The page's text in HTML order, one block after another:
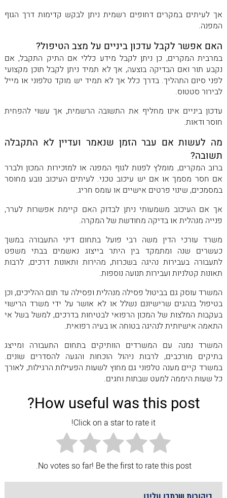
אך לעיתים במקרים דחופים רשמית ניתן לבקש קדימות דרך הגוף
המפנה.
האם אפשר לקבל עדכון ביניים על מצב הטיפול?
במרבית המקרים, כן ניתן לקבל מידע כללי אם התיק התקבל, אם
נקבע תור ואם הבדיקה בוצעה, אך לא תמיד ניתן לקבל תוכן מקצועי
לפני סיום התהליך. בדרך כלל אך לא תמיד יש מוקד טלפוני או מייל
לבירור סטטוס.
עדכון ביניים אינו מחליף את התשובה הרשמית, אך עשוי להפחית
חוסר ודאות.
מה לעשות אם עבר הזמן שנאמר ועדיין לא התקבלה
תשובה?
ברוב המקרים, מומלץ לפנות לגוף המפנה או למזכירות המכון ולברר
אם חסר מסמך או אם יש עיכוב טכני. לעיתים העיכוב נובע מחוסר
במסמכים, שינוי פרטים אישיים או עומס חריג.
אך אם העיכוב משמעותי ניתן לבדוק האם קיימת אפשרות לערר,
פנייה מנהלית או בדיקה מחודשת של המקרה.
משרד עורכי הדין משה רבי פועל בתחום דיני התעבורה במשך
כעשרים שנה ומתמקד בין היתר בייצוג נאשמים בבתי משפט
לתעבורה בעבירות נהיגה בשכרות, מהירות ותאונות דרכים, לרבות
תאונות קטלניות ועבירות תנועה נוספות.
המשרד עוסק גם בביטול פסילה מנהלית ופסילה עד תום ההליכים, וכן
בטיפול בנהגים שרישיונם נשלל או לא אושר על ידי משרד הרישוי
בעקבות המלצות של המכון הרפואי לבטיחות בדרכים, למשל בשל אי
התאמה אישיותית לנהיגה בטוחה או בעיה רפואית.
המשרד נמנה עם המשרדים הוותיקים בתחום התעבורה ומייצג
בתיקים מורכבים, לרבות ניהול הוכחות והגעה להסדרים שונים.
במשרד קיים מענה טלפוני גם מחוץ לשעות הפעילות הרגילות, לאורך
כל שעות היממה למעט שבתות וחגים.
How useful was this post?
Click on a star to rate it!
No votes so far! Be the first to rate this post.